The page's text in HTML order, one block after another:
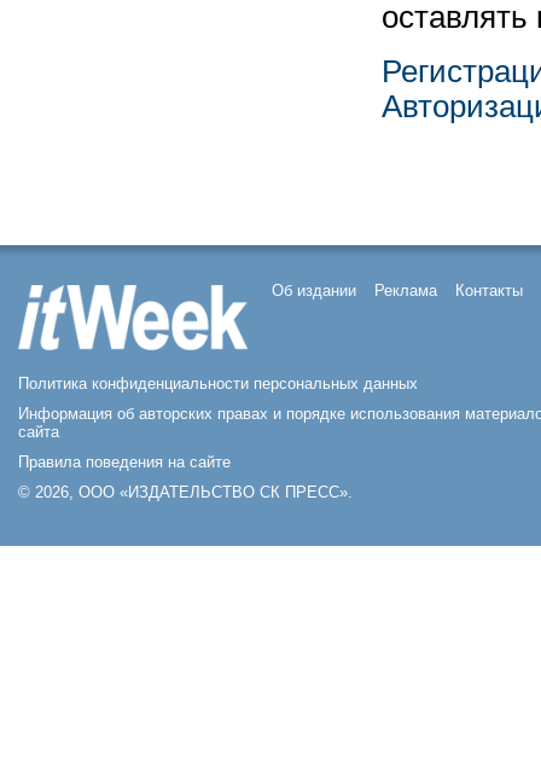
Об издании Реклама Контакты
Политика конфиденциальности персональных данных
Информация об авторских правах и порядке использования
сайта
Правила поведения на сайте
© 2026, ООО «ИЗДАТЕЛЬСТВО СК ПРЕСС».